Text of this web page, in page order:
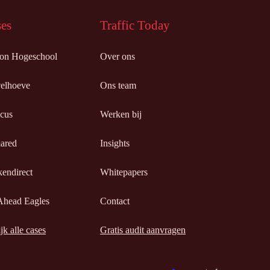
Hogeschool
Eagles
alle cases
Traffic Today
Over ons
Ons team
Werken bij
Insights
Whitepapers
Contact
Gratis audit aanvragen